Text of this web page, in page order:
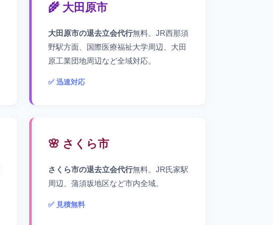
🌾 大田原市
大田原市の退去立会代行無料。JR西那須
野駅方面、国際医療福祉大学周辺、大田
原工業団地周辺など全域対応。
✅ 迅速対応
🌸 さくら市
さくら市の退去立会代行無料。JR氏家駅
周辺、蒲須坂地区など市内全域。
✅ 見積無料